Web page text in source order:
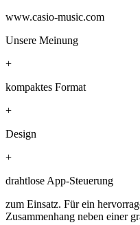
www.casio-music.com
Unsere Meinung
+
kompaktes Format
+
Design
+
drahtlose App-Steuerung
zum Einsatz. Für ein
Zusammenhang neben einer